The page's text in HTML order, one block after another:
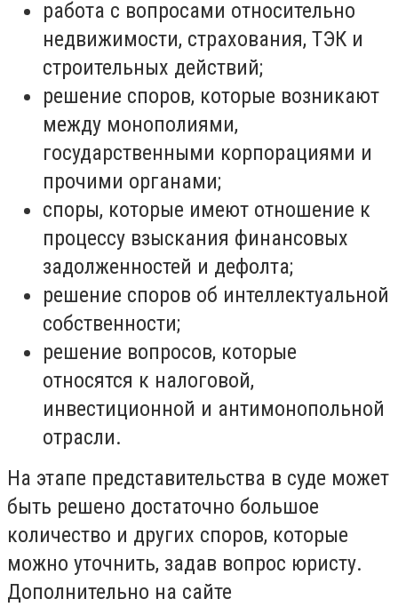
работа с вопросами относительно
недвижимости, страхования, ТЭК и
строительных действий;
решение споров, которые возникают
между монополиями,
государственными корпорациями и
прочими органами;
споры, которые имеют отношение к
процессу взыскания финансовых
задолженностей и дефолта;
решение споров об интеллектуальной
собственности;
решение вопросов, которые
относятся к налоговой,
инвестиционной и антимонопольной
отрасли.
На этапе представительства в суде может
быть решено достаточно большое
количество и других споров, которые
можно уточнить, задав вопрос юристу.
Дополнительно на сайте